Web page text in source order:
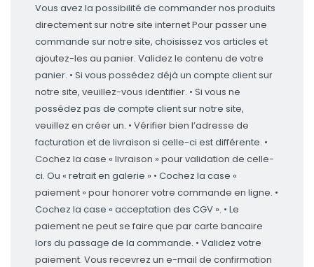
Vous avez la possibilité de commander nos produits
directement sur notre site internet Pour passer une
commande sur notre site, choisissez vos articles et
ajoutez-les au panier. Validez le contenu de votre
panier. • Si vous possédez déjà un compte client sur
notre site, veuillez-vous identifier. • Si vous ne
possédez pas de compte client sur notre site,
veuillez en créer un. • Vérifier bien l’adresse de
facturation et de livraison si celle-ci est différente. •
Cochez la case « livraison » pour validation de celle-
ci. Ou « retrait en galerie » • Cochez la case «
paiement » pour honorer votre commande en ligne. •
Cochez la case « acceptation des CGV ». • Le
paiement ne peut se faire que par carte bancaire
lors du passage de la commande. • Validez votre
paiement. Vous recevrez un e-mail de confirmation